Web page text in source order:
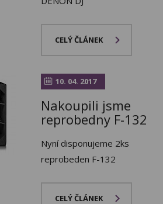
CELÝ ČLÁNEK
10. 04. 2017
Nakoupili jsme
reprobedny F-132
Nyní disponujeme 2ks
reprobeden F-132
CELÝ ČLÁNEK